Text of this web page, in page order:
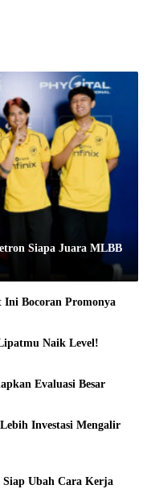
Siapa Juara MLBB
Bocoran Promonya
Naik Level!
Evaluasi Besar
Investasi Mengalir
Siap Ubah Cara Kerja